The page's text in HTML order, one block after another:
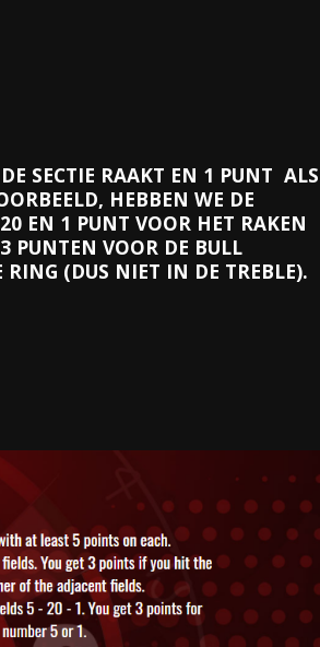
SECTIE RAAKT EN 1 PUNT ALS
HEBBEN WE DE
EN 1 PUNT VOOR HET RAKEN
PUNTEN VOOR DE BULL
(DUS NIET IN DE TREBLE).